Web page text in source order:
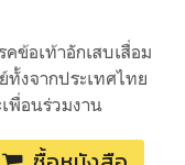
คข้อเท้าอักเสบเสื่อม
งจากประเทศไทย
พื่อนร่วมงาน